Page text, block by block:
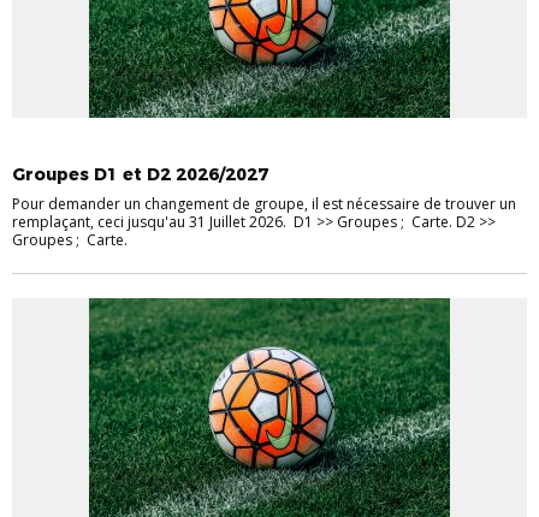
Groupes D1 et D2 2026/2027
Pour demander un changement de groupe, il est nécessaire de trouver un
remplaçant, ceci jusqu'au 31 Juillet 2026. D1 >> Groupes ; Carte. D2 >>
Groupes ; Carte.